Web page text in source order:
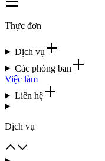
Thực đơn
Dịch vụ
Các phòng ban
Việc làm
Liên hệ
Dịch vụ